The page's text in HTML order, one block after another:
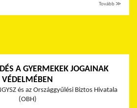
Tovább ≫
A GYERMEKEK JOGAINAK
VÉDELMÉBEN
és az Országgyűlési Biztos Hivatala
(OBH)